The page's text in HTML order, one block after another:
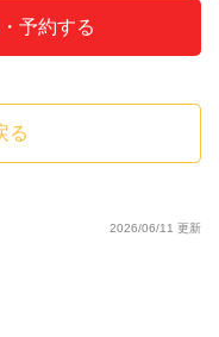
予約する
る
2026/06/11 更新